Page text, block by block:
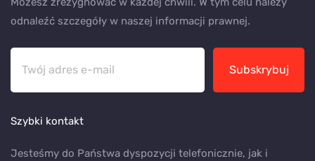
odnaleźć szczegóły w naszej informacji prawnej.
Subskrybuj
Szybki kontakt
Jesteśmy do Państwa dyspozycji telefonicznie, jak i